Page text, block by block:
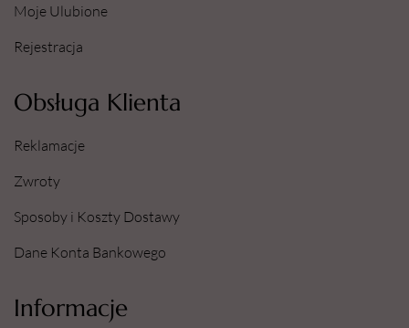
Moje Ulubione
Rejestracja
Obsługa Klienta
Reklamacje
Zwroty
Sposoby i Koszty Dostawy
Dane Konta Bankowego
Informacje